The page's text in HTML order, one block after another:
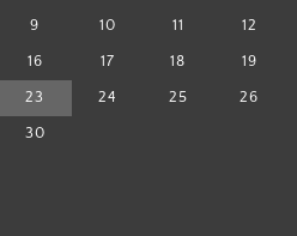
9 10 11 12
16 17 18 19
23 24 25 26
30